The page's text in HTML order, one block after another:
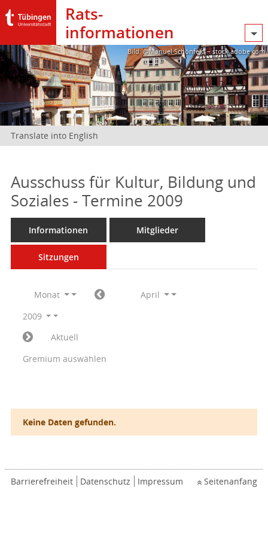
Rats­
informationen
Bild: @Manuel Schönfeld – stock.adobe.com
Translate into English
Ausschuss für Kultur, Bildung und
Soziales - Termine 2009
Informationen Mitglieder
Sitzungen
Monat
April
2009
Aktuell
Gremium auswählen
Keine Daten gefunden.
Barrierefreiheit Datenschutz Impressum Seitenanfang